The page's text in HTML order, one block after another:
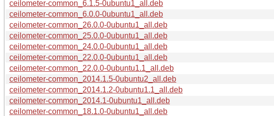
ceilometer-common_6.1.5-0ubuntu1_all.deb
ceilometer-common_6.0.0-0ubuntu1_all.deb
ceilometer-common_26.0.0-0ubuntu1_all.deb
ceilometer-common_25.0.0-0ubuntu1_all.deb
ceilometer-common_24.0.0-0ubuntu1_all.deb
ceilometer-common_22.0.0-0ubuntu1_all.deb
ceilometer-common_22.0.0-0ubuntu1.1_all.deb
ceilometer-common_2014.1.5-0ubuntu2_all.deb
ceilometer-common_2014.1.2-0ubuntu1.1_all.deb
ceilometer-common_2014.1-0ubuntu1_all.deb
ceilometer-common_18.1.0-0ubuntu1_all.deb